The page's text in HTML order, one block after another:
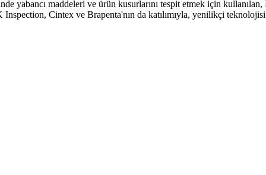
yabancı maddeleri ve ürün kusurlarını tespit etmek için
Cintex ve Brapenta'nın da katılımıyla, yenilikçi